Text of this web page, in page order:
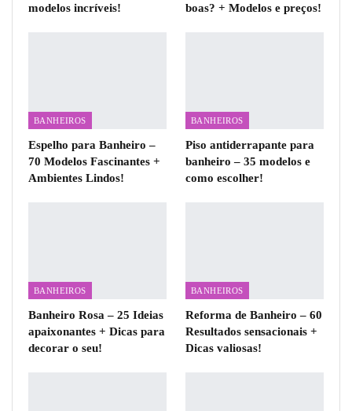
modelos incríveis!
boas? + Modelos e preços!
BANHEIROS
Espelho para Banheiro –
70 Modelos Fascinantes +
Ambientes Lindos!
BANHEIROS
Piso antiderrapante para
banheiro – 35 modelos e
como escolher!
BANHEIROS
Banheiro Rosa – 25 Ideias
apaixonantes + Dicas para
decorar o seu!
BANHEIROS
Reforma de Banheiro – 60
Resultados sensacionais +
Dicas valiosas!